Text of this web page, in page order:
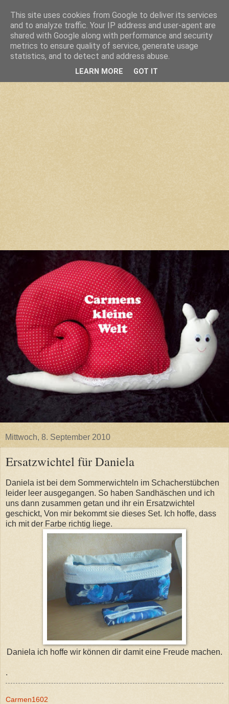
Mittwoch, 8. September 2010
Ersatzwichtel für Daniela
Daniela ist bei dem Sommerwichteln im Schacherstübchen
leider leer ausgegangen. So haben Sandhäschen und ich
uns dann zusammen getan und ihr ein Ersatzwichtel
geschickt, Von mir bekommt sie dieses Set. Ich hoffe, dass
ich mit der Farbe richtig liege.
Daniela ich hoffe wir können dir damit eine Freude machen.
.
Carmen1602
This site uses cookies from Google to deliver its services
and to analyze traffic. Your IP address and user-agent are
shared with Google along with performance and security
metrics to ensure quality of service, generate usage
statistics, and to detect and address abuse.
LEARN MORE GOT IT